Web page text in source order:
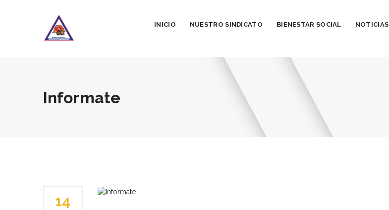
INICIO NUESTRO SINDICATO BIENESTAR SOCIAL NOTICIAS
Informate
14